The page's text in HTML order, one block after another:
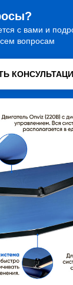
с вами и
вопросам